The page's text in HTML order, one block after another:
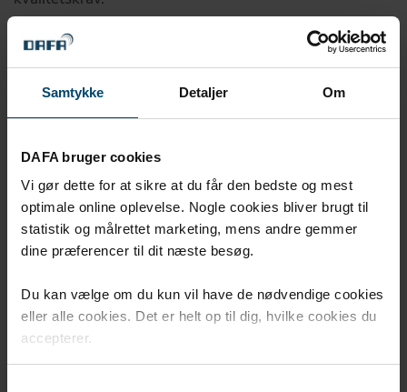
Samtykke Detaljer Om
DAFA bruger cookies
Vi gør dette for at sikre at du får den bedste og mest
optimale online oplevelse. Nogle cookies bliver brugt til
statistik og målrettet marketing, mens andre gemmer
dine præferencer til dit næste besøg.
Du kan vælge om du kun vil have de nødvendige cookies
eller alle cookies. Det er helt op til dig, hvilke cookies du
accepterer.
Produktion i 4 lande: Danmark, Kina,
Stærkt innovationsteam
+85 års erfaring med løsninger der
tætner, dæmper og beskytter